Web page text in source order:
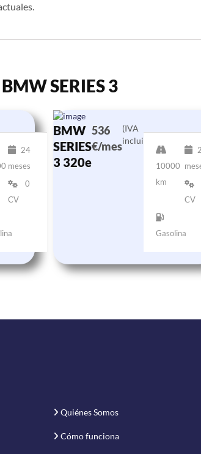
SERIES 3
24
meses
0
CV
BMW
SERIES
3 320e
536
€/mes
(IVA
incluido)
10000
km
CV
Gasolina
Quiénes Somos
Cómo funciona